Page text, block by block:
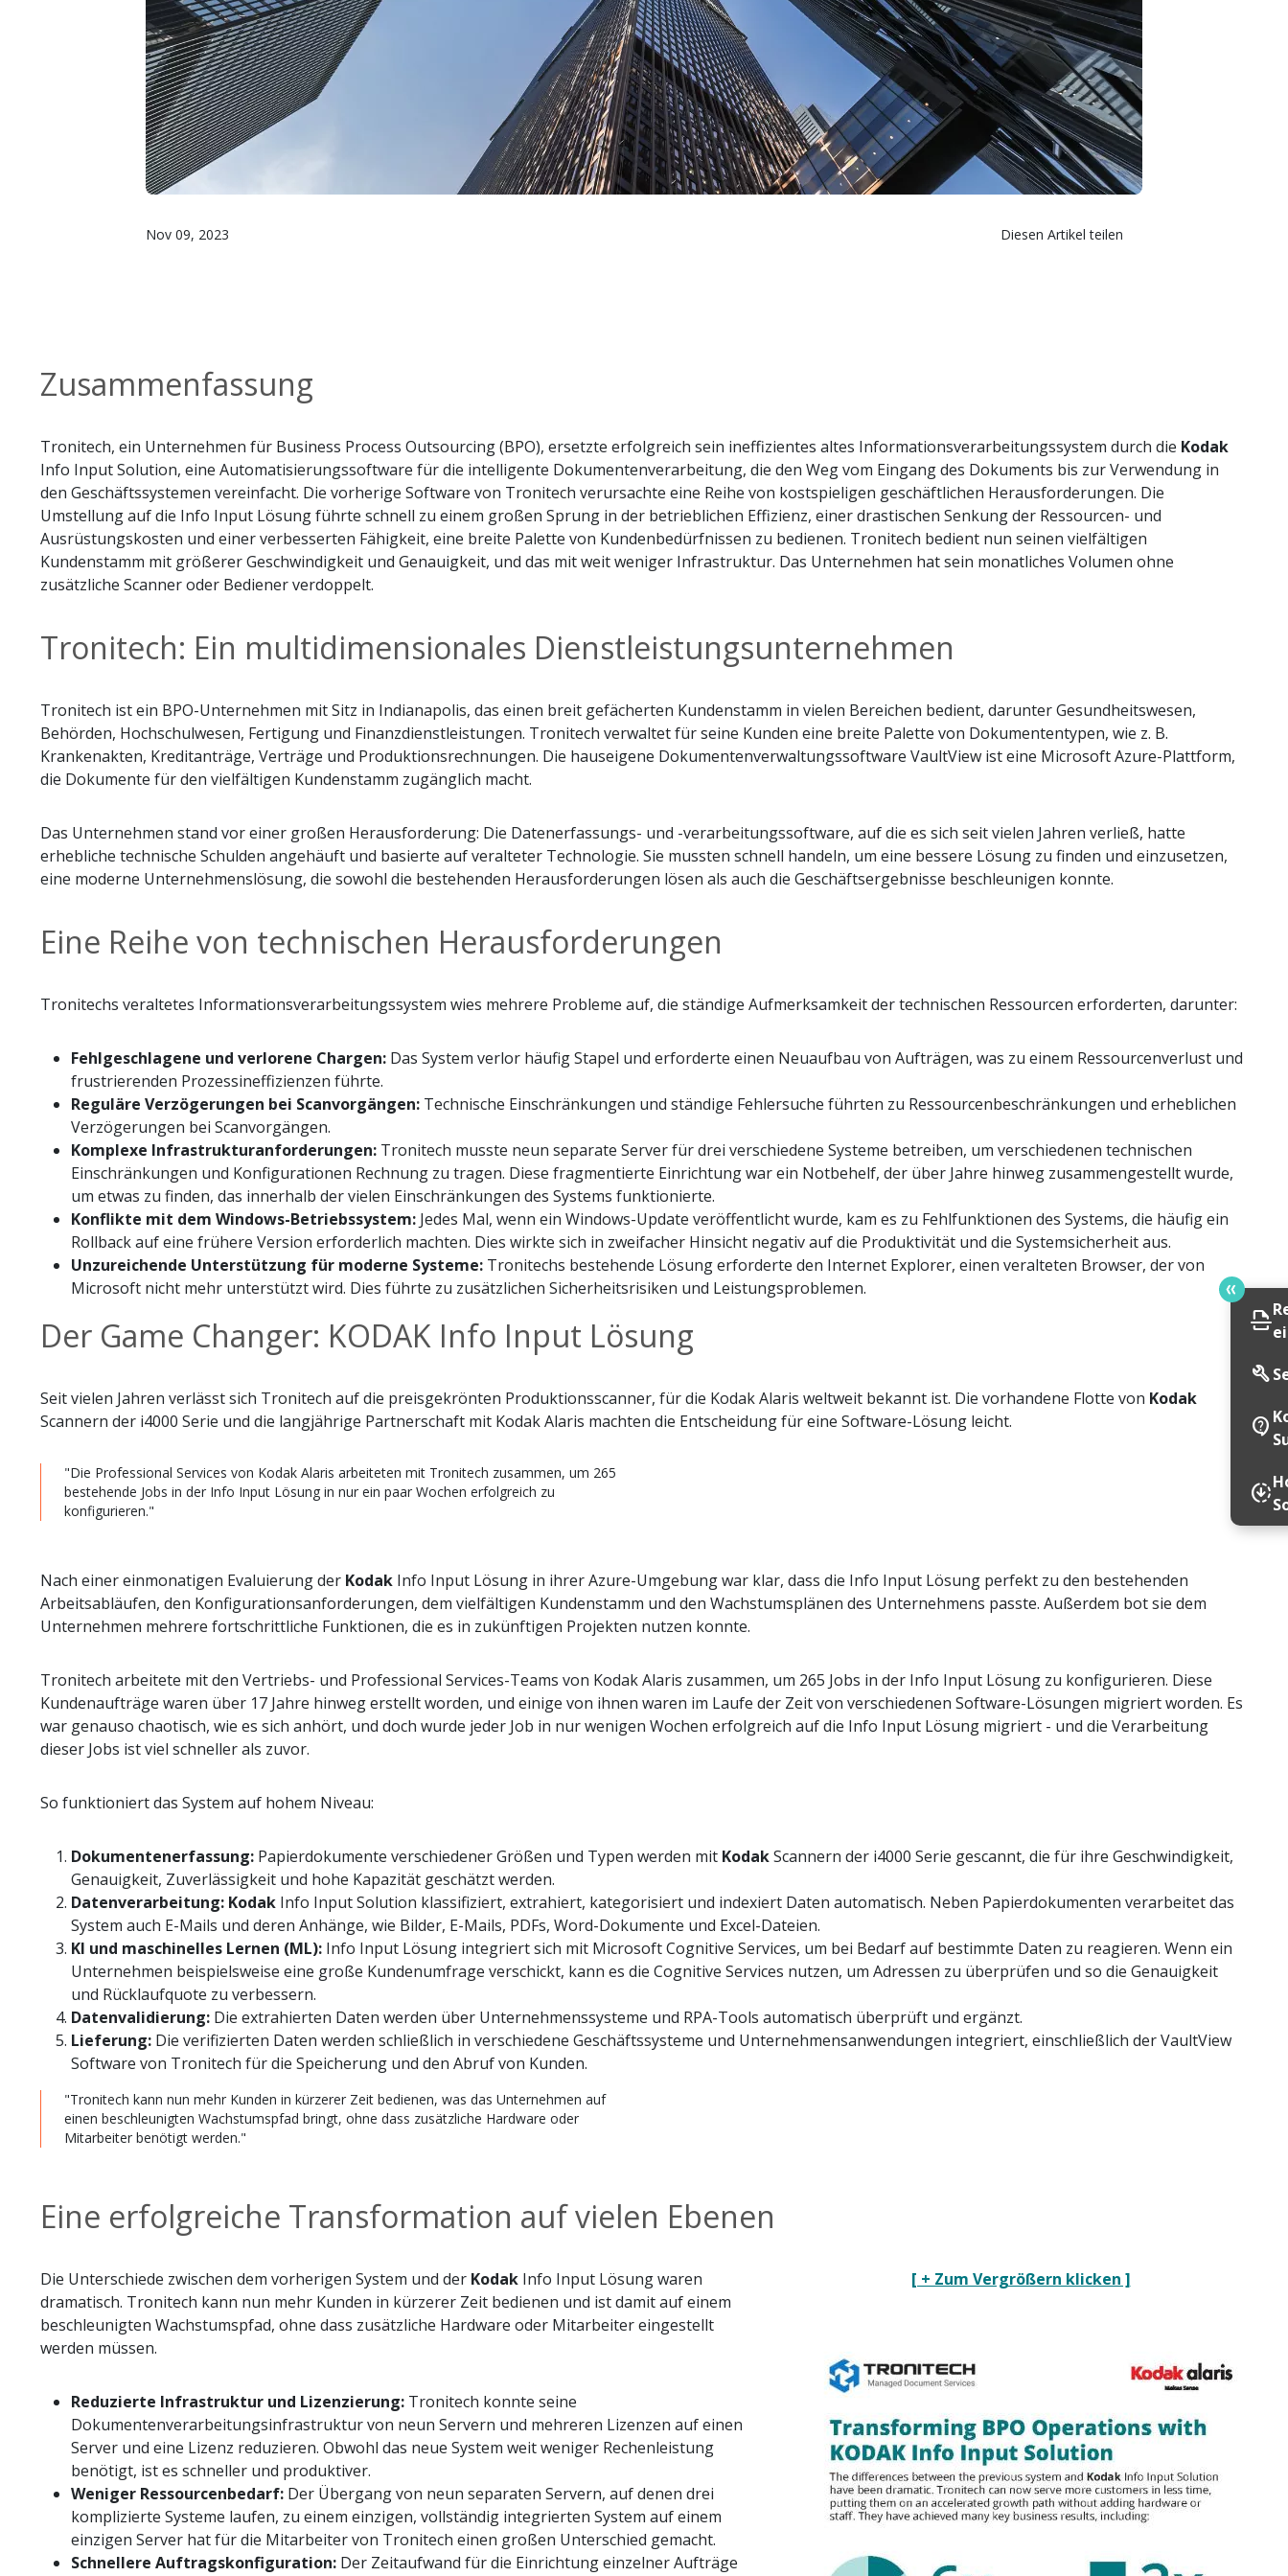
Nov 09, 2023 Diesen Artikel teilen
Zusammenfassung
Tronitech, ein Unternehmen für Business Process Outsourcing (BPO), ersetzte erfolgreich sein ineffizientes altes Informationsverarbeitungssystem durch die Kodak
Info Input Solution, eine Automatisierungssoftware für die intelligente Dokumentenverarbeitung, die den Weg vom Eingang des Dokuments bis zur Verwendung in
den Geschäftssystemen vereinfacht. Die vorherige Software von Tronitech verursachte eine Reihe von kostspieligen geschäftlichen Herausforderungen. Die
Umstellung auf die Info Input Lösung führte schnell zu einem großen Sprung in der betrieblichen Effizienz, einer drastischen Senkung der Ressourcen- und
Ausrüstungskosten und einer verbesserten Fähigkeit, eine breite Palette von Kundenbedürfnissen zu bedienen. Tronitech bedient nun seinen vielfältigen
Kundenstamm mit größerer Geschwindigkeit und Genauigkeit, und das mit weit weniger Infrastruktur. Das Unternehmen hat sein monatliches Volumen ohne
zusätzliche Scanner oder Bediener verdoppelt.
Tronitech: Ein multidimensionales Dienstleistungsunternehmen
Tronitech ist ein BPO-Unternehmen mit Sitz in Indianapolis, das einen breit gefächerten Kundenstamm in vielen Bereichen bedient, darunter Gesundheitswesen,
Behörden, Hochschulwesen, Fertigung und Finanzdienstleistungen. Tronitech verwaltet für seine Kunden eine breite Palette von Dokumententypen, wie z. B.
Krankenakten, Kreditanträge, Verträge und Produktionsrechnungen. Die hauseigene Dokumentenverwaltungssoftware VaultView ist eine Microsoft Azure-Plattform,
die Dokumente für den vielfältigen Kundenstamm zugänglich macht.
Das Unternehmen stand vor einer großen Herausforderung: Die Datenerfassungs- und -verarbeitungssoftware, auf die es sich seit vielen Jahren verließ, hatte
erhebliche technische Schulden angehäuft und basierte auf veralteter Technologie. Sie mussten schnell handeln, um eine bessere Lösung zu finden und einzusetzen,
eine moderne Unternehmenslösung, die sowohl die bestehenden Herausforderungen lösen als auch die Geschäftsergebnisse beschleunigen konnte.
Eine Reihe von technischen Herausforderungen
Tronitechs veraltetes Informationsverarbeitungssystem wies mehrere Probleme auf, die ständige Aufmerksamkeit der technischen Ressourcen erforderten, darunter:
Fehlgeschlagene und verlorene Chargen: Das System verlor häufig Stapel und erforderte einen Neuaufbau von Aufträgen, was zu einem Ressourcenverlust und
frustrierenden Prozessineffizienzen führte.
Reguläre Verzögerungen bei Scanvorgängen: Technische Einschränkungen und ständige Fehlersuche führten zu Ressourcenbeschränkungen und erheblichen
Verzögerungen bei Scanvorgängen.
Komplexe Infrastrukturanforderungen: Tronitech musste neun separate Server für drei verschiedene Systeme betreiben, um verschiedenen technischen
Einschränkungen und Konfigurationen Rechnung zu tragen. Diese fragmentierte Einrichtung war ein Notbehelf, der über Jahre hinweg zusammengestellt wurde,
um etwas zu finden, das innerhalb der vielen Einschränkungen des Systems funktionierte.
Konflikte mit dem Windows-Betriebssystem: Jedes Mal, wenn ein Windows-Update veröffentlicht wurde, kam es zu Fehlfunktionen des Systems, die häufig ein
Rollback auf eine frühere Version erforderlich machten. Dies wirkte sich in zweifacher Hinsicht negativ auf die Produktivität und die Systemsicherheit aus.
Unzureichende Unterstützung für moderne Systeme: Tronitechs bestehende Lösung erforderte den Internet Explorer, einen veralteten Browser, der von
Microsoft nicht mehr unterstützt wird. Dies führte zu zusätzlichen Sicherheitsrisiken und Leistungsproblemen.
Der Game Changer: KODAK Info Input Lösung
Seit vielen Jahren verlässt sich Tronitech auf die preisgekrönten Produktionsscanner, für die Kodak Alaris weltweit bekannt ist. Die vorhandene Flotte von Kodak
Scannern der i4000 Serie und die langjährige Partnerschaft mit Kodak Alaris machten die Entscheidung für eine Software-Lösung leicht.
"Die Professional Services von Kodak Alaris arbeiteten mit Tronitech zusammen, um 265
bestehende Jobs in der Info Input Lösung in nur ein paar Wochen erfolgreich zu
konfigurieren."
Nach einer einmonatigen Evaluierung der Kodak Info Input Lösung in ihrer Azure-Umgebung war klar, dass die Info Input Lösung perfekt zu den bestehenden
Arbeitsabläufen, den Konfigurationsanforderungen, dem vielfältigen Kundenstamm und den Wachstumsplänen des Unternehmens passte. Außerdem bot sie dem
Unternehmen mehrere fortschrittliche Funktionen, die es in zukünftigen Projekten nutzen konnte.
Tronitech arbeitete mit den Vertriebs- und Professional Services-Teams von Kodak Alaris zusammen, um 265 Jobs in der Info Input Lösung zu konfigurieren. Diese
Kundenaufträge waren über 17 Jahre hinweg erstellt worden, und einige von ihnen waren im Laufe der Zeit von verschiedenen Software-Lösungen migriert worden. Es
war genauso chaotisch, wie es sich anhört, und doch wurde jeder Job in nur wenigen Wochen erfolgreich auf die Info Input Lösung migriert - und die Verarbeitung
dieser Jobs ist viel schneller als zuvor.
So funktioniert das System auf hohem Niveau:
Dokumentenerfassung: Papierdokumente verschiedener Größen und Typen werden mit KodakScannern der i4000 Serie gescannt, die für ihre Geschwindigkeit,
Genauigkeit, Zuverlässigkeit und hohe Kapazität geschätzt werden.
Datenverarbeitung: Kodak Info Input Solution klassifiziert, extrahiert, kategorisiert und indexiert Daten automatisch. Neben Papierdokumenten verarbeitet das
System auch E-Mails und deren Anhänge, wie Bilder, E-Mails, PDFs, Word-Dokumente und Excel-Dateien.
KI und maschinelles Lernen (ML): Info Input Lösung integriert sich mit Microsoft Cognitive Services, um bei Bedarf auf bestimmte Daten zu reagieren. Wenn ein
Unternehmen beispielsweise eine große Kundenumfrage verschickt, kann es die Cognitive Services nutzen, um Adressen zu überprüfen und so die Genauigkeit
und Rücklaufquote zu verbessern.
Datenvalidierung: Die extrahierten Daten werden über Unternehmenssysteme und RPA-Tools automatisch überprüft und ergänzt.
Lieferung: Die verifizierten Daten werden schließlich in verschiedene Geschäftssysteme und Unternehmensanwendungen integriert, einschließlich der VaultView
Software von Tronitech für die Speicherung und den Abruf von Kunden.
"Tronitech kann nun mehr Kunden in kürzerer Zeit bedienen, was das Unternehmen auf
einen beschleunigten Wachstumspfad bringt, ohne dass zusätzliche Hardware oder
Mitarbeiter benötigt werden."
Eine erfolgreiche Transformation auf vielen Ebenen
[ + Zum Vergrößern klicken ]
Die Unterschiede zwischen dem vorherigen System und der Kodak Info Input Lösung waren
dramatisch. Tronitech kann nun mehr Kunden in kürzerer Zeit bedienen und ist damit auf einem
beschleunigten Wachstumspfad, ohne dass zusätzliche Hardware oder Mitarbeiter eingestellt
werden müssen.
Reduzierte Infrastruktur und Lizenzierung: Tronitech konnte seine
Dokumentenverarbeitungsinfrastruktur von neun Servern und mehreren Lizenzen auf einen
Server und eine Lizenz reduzieren. Obwohl das neue System weit weniger Rechenleistung
benötigt, ist es schneller und produktiver.
Weniger Ressourcenbedarf: Der Übergang von neun separaten Servern, auf denen drei
komplizierte Systeme laufen, zu einem einzigen, vollständig integrierten System auf einem
einzigen Server hat für die Mitarbeiter von Tronitech einen großen Unterschied gemacht.
Schnellere Auftragskonfiguration: Der Zeitaufwand für die Einrichtung einzelner Aufträge
scan
build
contact_support
downloading